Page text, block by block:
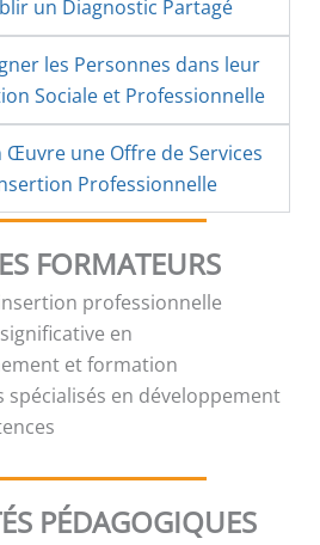
un Diagnostic Partagé
les Personnes dans leur
Sociale et Professionnelle
Œuvre une Offre de Services
Professionnelle
FORMATEURS
professionnelle
en
et formation
spécialisés en développement
PÉDAGOGIQUES